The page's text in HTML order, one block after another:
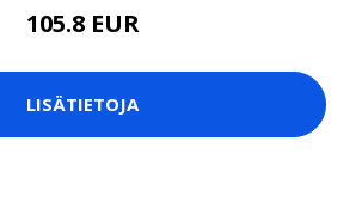
105.8 EUR
LISÄTIETOJA